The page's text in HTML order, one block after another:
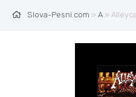
Slova-Pesni.com » A »